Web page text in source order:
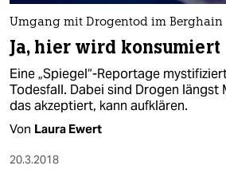
Umgang mit Drogentod im Berghain
Ja, hier wird konsumiert
Eine „Spiegel“-Reportage
Todesfall. Dabei sind Drogen längst
das akzeptiert, kann aufklären.
Von Laura Ewert
20.3.2018